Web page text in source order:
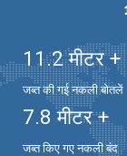
11.2 मीटर +
जब्त की गई नकली बोतलें
7.8 मीटर +
जब्त किए गए नकली बंद